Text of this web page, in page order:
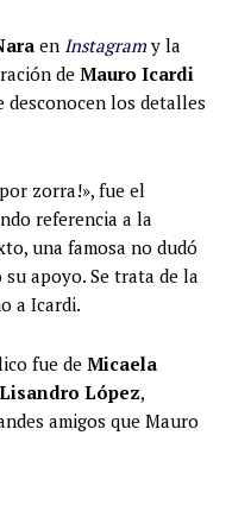
en Instagram y la
de Mauro Icardi
desconocen los detalles
zorra!», fue el
referencia a la
una famosa no dudó
apoyo. Se trata de la
a Icardi.
fue de Micaela
Lisandro López,
amigos que Mauro